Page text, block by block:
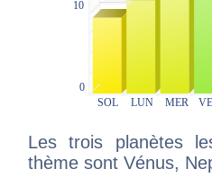
Les trois planètes
thème sont Vénus,